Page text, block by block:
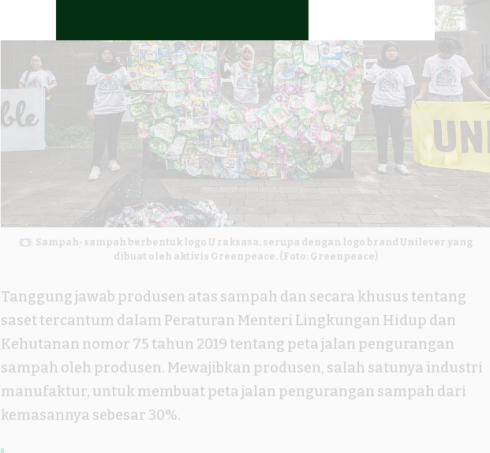
Sampah-sampah berbentuk logo U raksasa, serupa dengan logo brand Unilever yang
dibuat oleh aktivis Greenpeace. (Foto: Greenpeace)
Tanggung jawab produsen atas sampah dan secara khusus tentang
saset tercantum dalam Peraturan Menteri Lingkungan Hidup dan
Kehutanan nomor 75 tahun 2019 tentang peta jalan pengurangan
sampah oleh produsen. Mewajibkan produsen, salah satunya industri
manufaktur, untuk membuat peta jalan pengurangan sampah dari
kemasannya sebesar 30%.